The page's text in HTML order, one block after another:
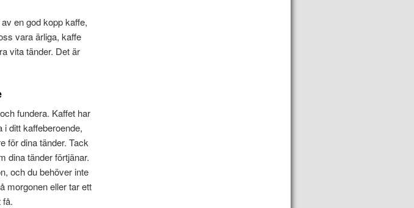
en god kopp kaffe,
vara ärliga, kaffe
vita tänder. Det är
fundera. Kaffet har
i ditt kaffeberoende,
för dina tänder. Tack
dina tänder förtjänar.
och du behöver inte
morgonen eller tar ett
få.